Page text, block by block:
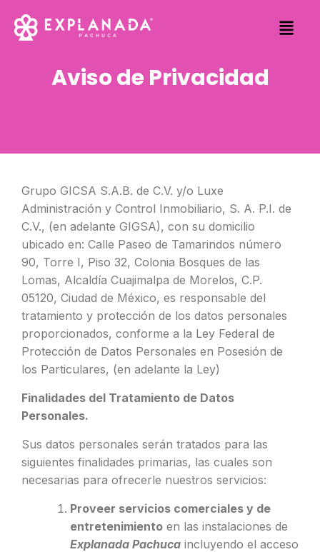
Aviso de Privacidad
Grupo GICSA S.A.B. de C.V. y/o Luxe
Administración y Control Inmobiliario, S. A. P.I. de
C.V., (en adelante GIGSA), con su domicilio
ubicado en: Calle Paseo de Tamarindos número
90, Torre I, Piso 32, Colonia Bosques de las
Lomas, Alcaldía Cuajimalpa de Morelos, C.P.
05120, Ciudad de México, es responsable del
tratamiento y protección de los datos personales
proporcionados, conforme a la Ley Federal de
Protección de Datos Personales en Posesión de
los Particulares, (en adelante la Ley)
Finalidades del Tratamiento de Datos
Personales.
Sus datos personales serán tratados para las
siguientes finalidades primarias, las cuales son
necesarias para ofrecerle nuestros servicios:
Proveer servicios comerciales y de
entretenimiento en las instalaciones de
Explanada Pachuca incluyendo el acceso